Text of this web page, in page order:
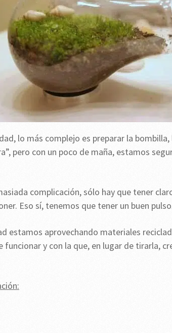
lo más complejo es preparar la
pero con un poco de maña, estamos
complicación, sólo hay que tener
Eso sí, tenemos que tener un buen
estamos aprovechando materiales
funcionar y con la que, en lugar de tirarla,